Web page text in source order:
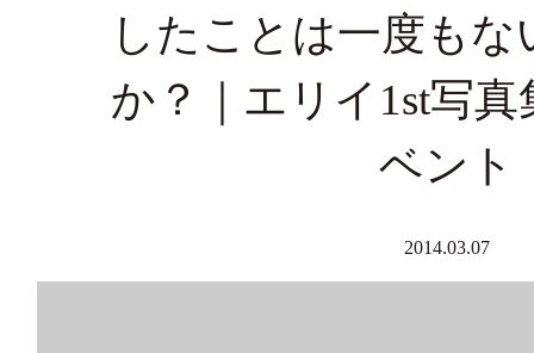
したことは一度もな
か？｜エリイ1st写
ベント
2014.03.07